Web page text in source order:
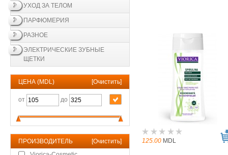
УХОД ЗА ТЕЛОМ
ПАРФЮМЕРИЯ
РАЗНОЕ
ЭЛЕКТРИЧЕСКИЕ ЗУБНЫЕ
ЩЕТКИ
ЦЕНА (MDL) [Очистить]
от до
ПРОИЗВОДИТЕЛЬ [Очистить]
125.00 MDL